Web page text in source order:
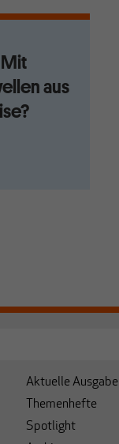
aus
Aktuelle Ausgabe
Themenhefte
Spotlight